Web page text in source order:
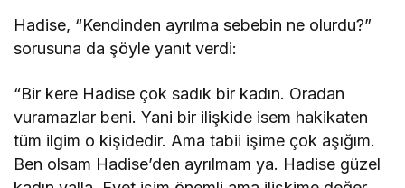
Hadise, “Kendinden ayrılma sebebin ne olurdu?”
sorusuna da şöyle yanıt verdi:
“Bir kere Hadise çok sadık bir kadın. Oradan
vuramazlar beni. Yani bir ilişkide isem hakikaten
tüm ilgim o kişidedir. Ama tabii işime çok aşığım.
Ben olsam Hadise’den ayrılmam ya. Hadise güzel